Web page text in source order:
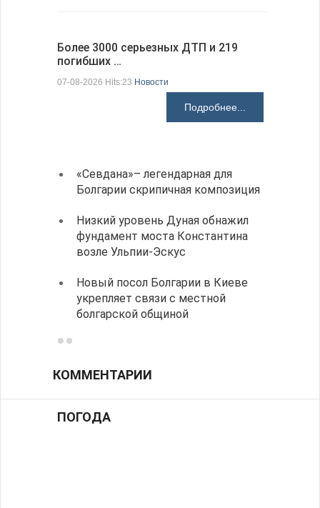
Более 3000 серьезных ДТП и 219
погибших …
07-08-2026 Hits:23 Новости
Подробнее...
«Севдана»– легендарная для
Болгарии скрипичная композиция
Низкий уровень Дуная обнажил
фундамент моста Константина
возле Ульпии-Эскус
Новый посол Болгарии в Киеве
укрепляет связи с местной
болгарской общиной
КОММЕНТАРИИ
ПОГОДА